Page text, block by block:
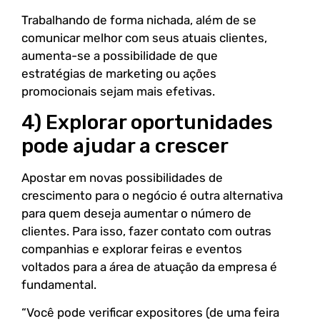
Trabalhando de forma nichada, além de se
comunicar melhor com seus atuais clientes,
aumenta-se a possibilidade de que
estratégias de marketing ou ações
promocionais sejam mais efetivas.
4) Explorar oportunidades
pode ajudar a crescer
Apostar em novas possibilidades de
crescimento para o negócio é outra alternativa
para quem deseja aumentar o número de
clientes. Para isso, fazer contato com outras
companhias e explorar feiras e eventos
voltados para a área de atuação da empresa é
fundamental.
“Você pode verificar expositores (de uma feira